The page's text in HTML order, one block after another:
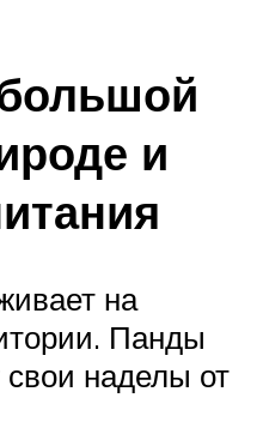
и
на
Панды
наделы от